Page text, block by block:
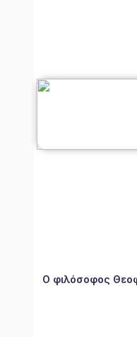
Ο φιλόσοφος